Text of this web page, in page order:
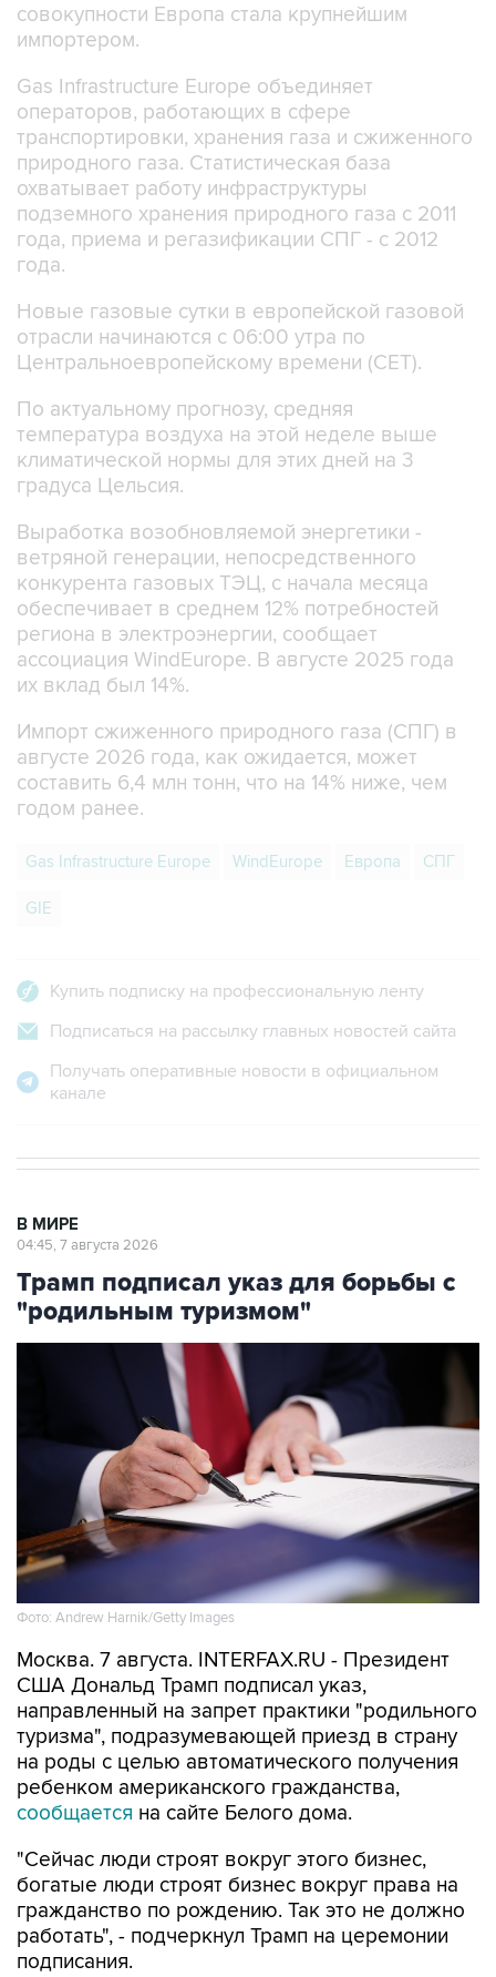
совокупности Европа стала крупнейшим
импортером.
Gas Infrastructure Europe объединяет
операторов, работающих в сфере
транспортировки, хранения газа и сжиженного
природного газа. Статистическая база
охватывает работу инфраструктуры
подземного хранения природного газа с 2011
года, приема и регазификации СПГ - с 2012
года.
Новые газовые сутки в европейской газовой
отрасли начинаются c 06:00 утра по
Центральноевропейскому времени (CET).
По актуальному прогнозу, средняя
температура воздуха на этой неделе выше
климатической нормы для этих дней на 3
градуса Цельсия.
Выработка возобновляемой энергетики -
ветряной генерации, непосредственного
конкурента газовых ТЭЦ, с начала месяца
обеспечивает в среднем 12% потребностей
региона в электроэнергии, сообщает
ассоциация WindEurope. В августе 2025 года
их вклад был 14%.
Импорт сжиженного природного газа (СПГ) в
августе 2026 года, как ожидается, может
составить 6,4 млн тонн, что на 14% ниже, чем
годом ранее.
Gas Infrastructure Europe WindEurope Европа СПГ
GIE
Купить подписку на профессиональную ленту
Подписаться на рассылку главных новостей сайта
Получать оперативные новости в официальном
канале
В МИРЕ
04:45, 7 августа 2026
Трамп подписал указ для борьбы с
"родильным туризмом"
Фото: Andrew Harnik/Getty Images
Москва. 7 августа. INTERFAX.RU - Президент
США Дональд Трамп подписал указ,
направленный на запрет практики "родильного
туризма", подразумевающей приезд в страну
на роды с целью автоматического получения
ребенком американского гражданства,
сообщается на сайте Белого дома.
"Сейчас люди строят вокруг этого бизнес,
богатые люди строят бизнес вокруг права на
гражданство по рождению. Так это не должно
работать", - подчеркнул Трамп на церемонии
подписания.